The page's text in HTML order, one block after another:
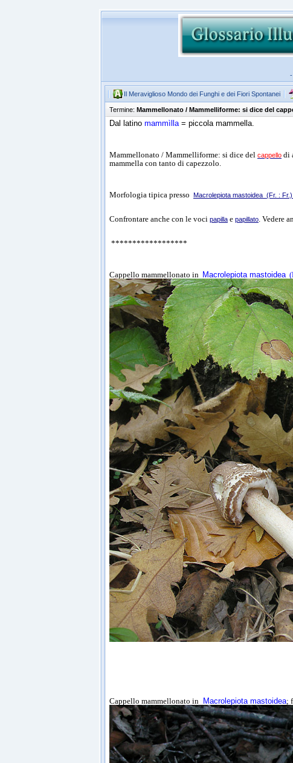
Il Meraviglioso Mondo dei Funghi e dei Fiori Spontanei
Termine: Mammellonato / Mammelliforme: si dice del
Dal latino mammìlla = piccola mammella.
Mammellonato / Mammelliforme: si dice del cappello di
mammella con tanto di capezzolo.
Morfologia tipica presso Macrolepiota mastoidea (Fr. :
Confrontare anche con le voci papilla e papillato. Vedere
******************
Cappello mammellonato in Macrolepiota mastoidea
Cappello mammellonato in Macrolepiota mastoidea;